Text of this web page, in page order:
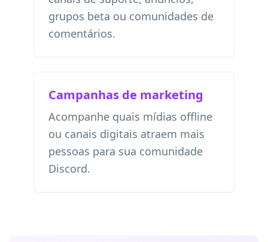
grupos beta ou comunidades de
comentários.
Campanhas de marketing
Acompanhe quais mídias offline
ou canais digitais atraem mais
pessoas para sua comunidade
Discord.